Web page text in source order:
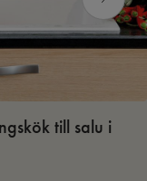
till salu i